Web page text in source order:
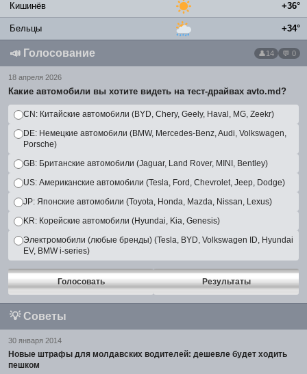
Кишинёв +36°
Бельцы +34°
📣 Голосование 14 💬 0
18 апреля 2026
Какие автомобили вы хотите видеть на тест-драйвах avto.md?
CN: Китайские автомобили (BYD, Chery, Geely, Haval, MG, Zeekr)
DE: Немецкие автомобили (BMW, Mercedes-Benz, Audi, Volkswagen,
Porsche)
GB: Британские автомобили (Jaguar, Land Rover, MINI, Bentley)
US: Американские автомобили (Tesla, Ford, Chevrolet, Jeep, Dodge)
JP: Японские автомобили (Toyota, Honda, Mazda, Nissan, Lexus)
KR: Корейские автомобили (Hyundai, Kia, Genesis)
Электромобили (любые бренды) (Tesla, BYD, Volkswagen ID, Hyundai
EV, BMW i-series)
Голосовать Результаты
💡 Советы
30 января 2014
Новые штрафы для молдавских водителей: дешевле будет ходить
пешком